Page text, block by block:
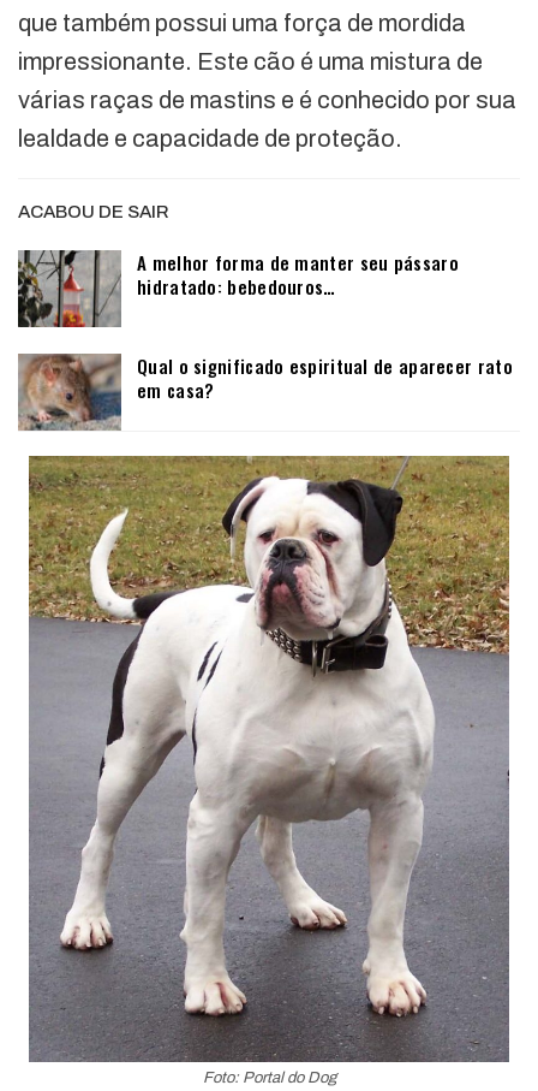
que também possui uma força de mordida
impressionante. Este cão é uma mistura de
várias raças de mastins e é conhecido por sua
lealdade e capacidade de proteção.
ACABOU DE SAIR
A melhor forma de manter seu pássaro
hidratado: bebedouros…
Qual o significado espiritual de aparecer rato
em casa?
Foto: Portal do Dog